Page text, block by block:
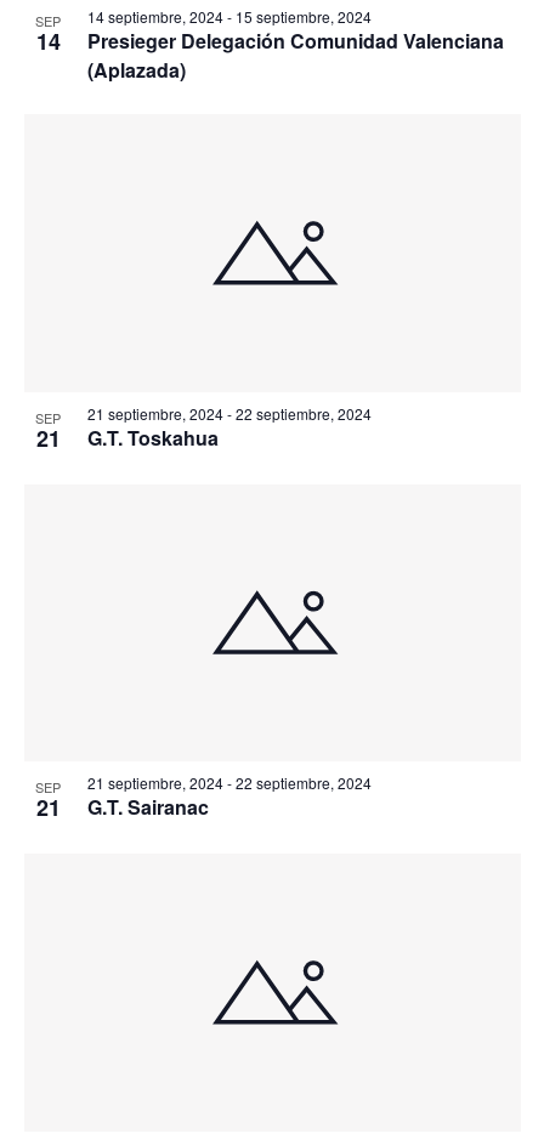
SEP
14
14 septiembre, 2024- 15 septiembre, 2024
Presieger Delegación Comunidad Valenciana
(Aplazada)
SEP
21
21 septiembre, 2024-22 septiembre, 2024
G.T. Toskahua
SEP
21
21 septiembre, 2024-22 septiembre, 2024
G.T. Sairanac